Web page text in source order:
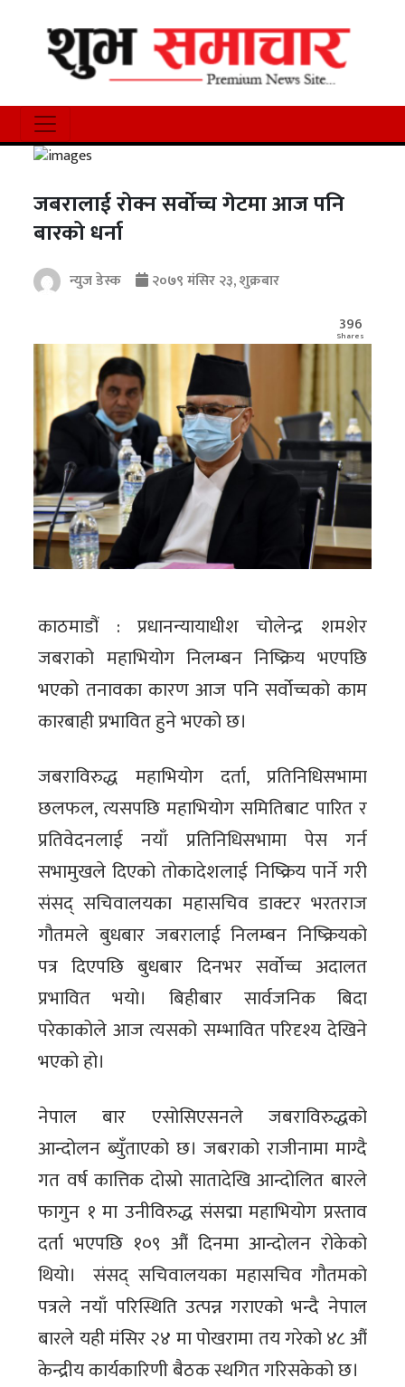
जबरालाई रोक्न सर्वोच्च गेटमा आज पनि
बारको धर्ना
न्युज डेस्क
२०७९ मंसिर २३, शुक्रबार
396
Shares
काठमाडौं : प्रधानन्यायाधीश चोलेन्द्र शमशेर
जबराको महाभियोग निलम्बन निष्क्रिय भएपछि
भएको तनावका कारण आज पनि सर्वोच्चको काम
कारबाही प्रभावित हुने भएको छ।
जबराविरुद्ध महाभियोग दर्ता, प्रतिनिधिसभामा
छलफल, त्यसपछि महाभियोग समितिबाट पारित र
प्रतिवेदनलाई नयाँ प्रतिनिधिसभामा पेस गर्न
सभामुखले दिएको तोकादेशलाई निष्क्रिय पार्ने गरी
संसद् सचिवालयका महासचिव डाक्टर भरतराज
गौतमले बुधबार जबरालाई निलम्बन निष्क्रियको
पत्र दिएपछि बुधबार दिनभर सर्वोच्च अदालत
प्रभावित भयो। बिहीबार सार्वजनिक बिदा
परेकाकोले आज त्यसको सम्भावित परिदृश्य देखिने
भएको हो।
नेपाल बार एसोसिएसनले जबराविरुद्धको
आन्दोलन ब्युँताएको छ। जबराको राजीनामा माग्दै
गत वर्ष कात्तिक दोस्रो सातादेखि आन्दोलित बारले
फागुन १ मा उनीविरुद्ध संसद्मा महाभियोग प्रस्ताव
दर्ता भएपछि १०९ औं दिनमा आन्दोलन रोकेको
थियो। ​ संसद् सचिवालयका महासचिव गौतमको
पत्रले नयाँ परिस्थिति उत्पन्न गराएको भन्दै नेपाल
बारले यही मंसिर २४ मा पोखरामा तय गरेको ४८ औं
केन्द्रीय कार्यकारिणी बैठक स्थगित गरिसकेको छ।